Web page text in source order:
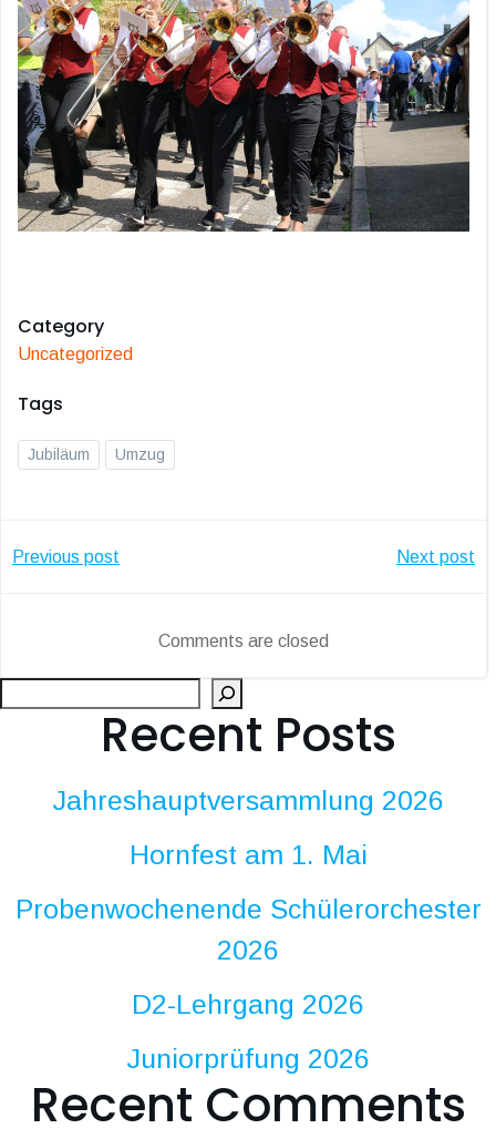
Category
Uncategorized
Tags
Jubiläum Umzug
Post
navigation
Previous post Next post
Comments are closed
Recent Posts
Jahreshauptversammlung 2026
Hornfest am 1. Mai
Probenwochenende Schülerorchester
2026
D2-Lehrgang 2026
Juniorprüfung 2026
Recent Comments